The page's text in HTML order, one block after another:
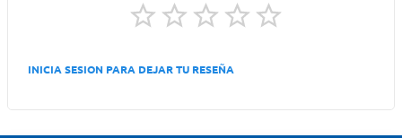
INICIA SESION PARA DEJAR TU RESEÑA